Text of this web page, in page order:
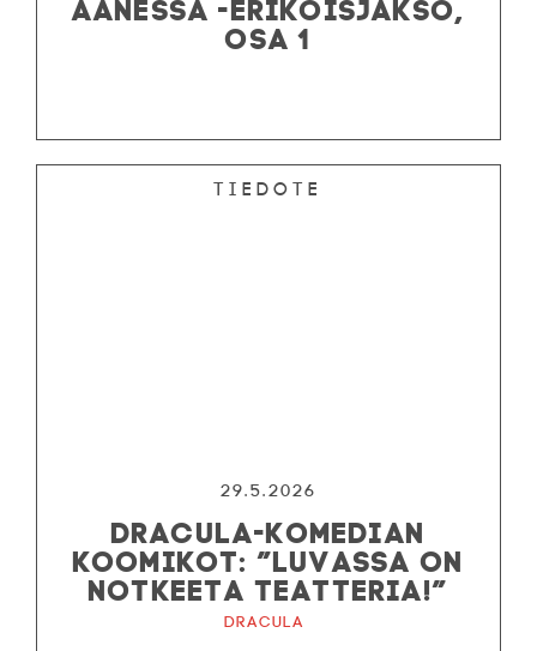
ÄÄNESSÄ -ERIKOISJAKSO,
OSA 1
Tiedote
29.5.2026
DRACULA-KOMEDIAN
KOOMIKOT: ”LUVASSA ON
NOTKEETA TEATTERIA!”
Dracula